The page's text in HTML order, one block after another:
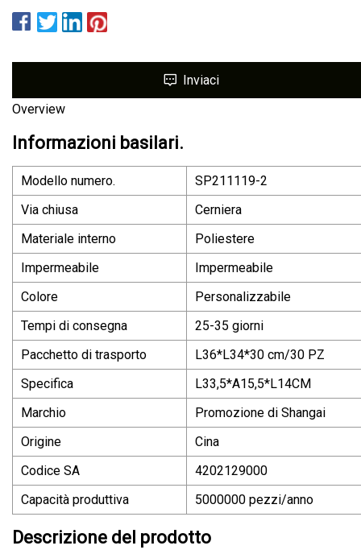
Inviaci
Overview
Informazioni basilari.
Modello numero.
SP211119-2
Via chiusa
Cerniera
Materiale interno
Poliestere
Impermeabile
Impermeabile
Colore
Personalizzabile
Tempi di consegna
25-35 giorni
Pacchetto di trasporto
L36*L34*30 cm/30 PZ
Specifica
L33,5*A15,5*L14CM
Marchio
Promozione di Shangai
Origine
Cina
Codice SA
4202129000
Capacità produttiva
5000000 pezzi/anno
Descrizione del prodotto